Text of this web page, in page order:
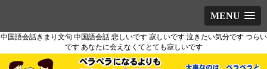
MENU
中国語会話きまり文句 中国語会話 悲しいです 寂しいです 泣きたい気分です つらい
です あなたに会えなくてとても寂しいです